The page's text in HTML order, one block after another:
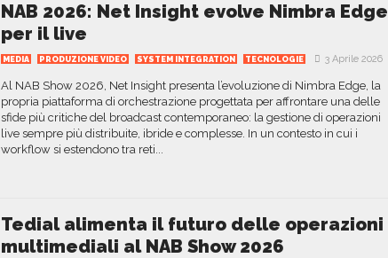
NAB 2026: Net Insight evolve Nimbra Edge
per il live
MEDIA PRODUZIONE VIDEO SYSTEM INTEGRATION TECNOLOGIE 3 Aprile 2026
Al NAB Show 2026, Net Insight presenta l’evoluzione di Nimbra Edge, la
propria piattaforma di orchestrazione progettata per affrontare una delle
sfide più critiche del broadcast contemporaneo: la gestione di operazioni
live sempre più distribuite, ibride e complesse. In un contesto in cui i
workflow si estendono tra reti...
Tedial alimenta il futuro delle operazioni
multimediali al NAB Show 2026